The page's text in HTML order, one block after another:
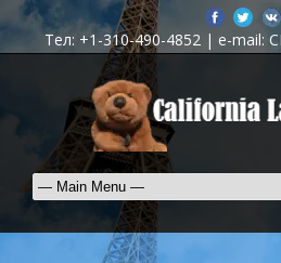
Тел: +1-310-490-4852 | e-mail: